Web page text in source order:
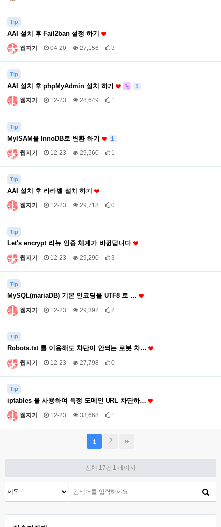
Tip
AAI 설치 후 Fail2ban 설정 하기
웹지기 04-20 27,156 3
Tip
AAI 설치 후 phpMyAdmin 설치 하기 1
웹지기 12-23 28,649 1
Tip
MyISAM을 InnoDB로 변환 하기 1
웹지기 12-23 29,560 1
Tip
AAI 설치 후 라라벨 설치 하기
웹지기 12-23 29,718 0
Tip
Let's encrypt 리뉴 인증 체계가 바뀐답니다
웹지기 12-23 29,290 3
Tip
MySQL(mariaDB) 기본 인코딩을 UTF8 로 …
웹지기 12-23 29,392 2
Tip
Robots.txt 를 이용해도 차단이 안되는 로봇 차…
웹지기 12-23 27,798 0
Tip
iptables 을 사용하여 특정 도메인 URL 차단하…
웹지기 12-23 33,668 1
1 2
전체 17건 1 페이지